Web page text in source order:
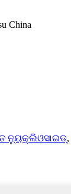
China
ନ୍ୟୁକ୍ଲିଓସାଇଡ୍,